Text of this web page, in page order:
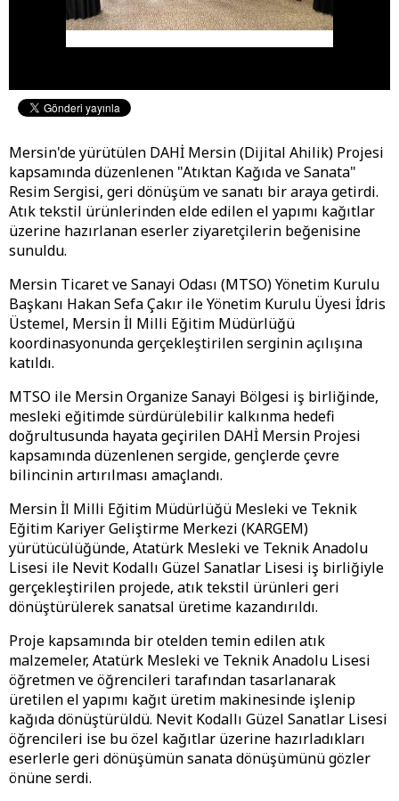
Mersin'de yürütülen DAHİ Mersin (Dijital Ahilik) Projesi
kapsamında düzenlenen "Atıktan Kağıda ve Sanata"
Resim Sergisi, geri dönüşüm ve sanatı bir araya getirdi.
Atık tekstil ürünlerinden elde edilen el yapımı kağıtlar
üzerine hazırlanan eserler ziyaretçilerin beğenisine
sunuldu.
Mersin Ticaret ve Sanayi Odası (MTSO) Yönetim Kurulu
Başkanı Hakan Sefa Çakır ile Yönetim Kurulu Üyesi İdris
Üstemel, Mersin İl Milli Eğitim Müdürlüğü
koordinasyonunda gerçekleştirilen serginin açılışına
katıldı.
MTSO ile Mersin Organize Sanayi Bölgesi iş birliğinde,
mesleki eğitimde sürdürülebilir kalkınma hedefi
doğrultusunda hayata geçirilen DAHİ Mersin Projesi
kapsamında düzenlenen sergide, gençlerde çevre
bilincinin artırılması amaçlandı.
Mersin İl Milli Eğitim Müdürlüğü Mesleki ve Teknik
Eğitim Kariyer Geliştirme Merkezi (KARGEM)
yürütücülüğünde, Atatürk Mesleki ve Teknik Anadolu
Lisesi ile Nevit Kodallı Güzel Sanatlar Lisesi iş birliğiyle
gerçekleştirilen projede, atık tekstil ürünleri geri
dönüştürülerek sanatsal üretime kazandırıldı.
Proje kapsamında bir otelden temin edilen atık
malzemeler, Atatürk Mesleki ve Teknik Anadolu Lisesi
öğretmen ve öğrencileri tarafından tasarlanarak
üretilen el yapımı kağıt üretim makinesinde işlenip
kağıda dönüştürüldü. Nevit Kodallı Güzel Sanatlar Lisesi
öğrencileri ise bu özel kağıtlar üzerine hazırladıkları
eserlerle geri dönüşümün sanata dönüşümünü gözler
önüne serdi.